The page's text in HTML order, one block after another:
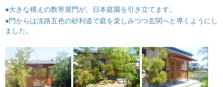
●大きな構えの数寄屋門が、日本庭園を引き立てます。
●門からは淡路五色の砂利道で庭を楽しみつつ玄関へと導くようにし
ました。